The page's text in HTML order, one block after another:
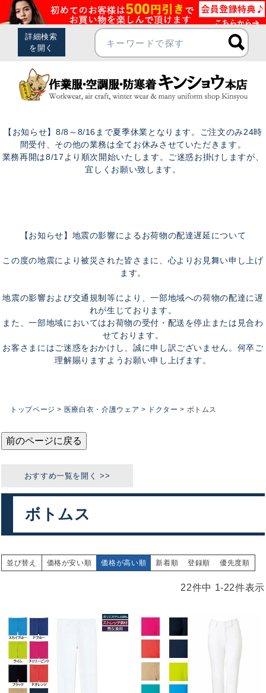
【お知らせ】8/8～8/16まで夏季休業となります。ご注文のみ24時
間受付、その他の業務は全てお休みさせていただきます。
業務再開は8/17より順次開始いたします。ご迷惑お掛けしますが、
宜しくお願い致します。
【お知らせ】地震の影響によるお荷物の配達遅延について
この度の地震により被災された皆さまに、心よりお見舞い申し上げ
ます。
地震の影響および交通規制等により、一部地域への荷物の配達に遅
れが生じております。
また、一部地域においてはお荷物の受付・配送を停止または見合わ
せております。
お客さまにはご迷惑をおかけし、誠に申し訳ございません。何卒ご
理解賜りますようお願い申し上げます。
トップページ 医療白衣・介護ウェア ドクター ボトムス
前のページに戻る
おすすめカテゴリ
ボトムス
並び替え 価格が安い順 価格が高い順 新着順 登録順 優先度順
22件中 1-22件表示